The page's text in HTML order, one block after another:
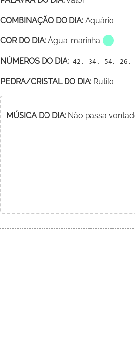
COMBINAÇÃO DO DIA: Aquário
COR DO DIA: Água-marinha
NÚMEROS DO DIA: 42, 34, 54, 26,
PEDRA/CRISTAL DO DIA: Rutilo
MÚSICA DO DIA: Não passa